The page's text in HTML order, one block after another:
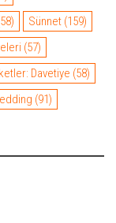
Sünnet (159)
(57)
Davetiye (58)
(91)